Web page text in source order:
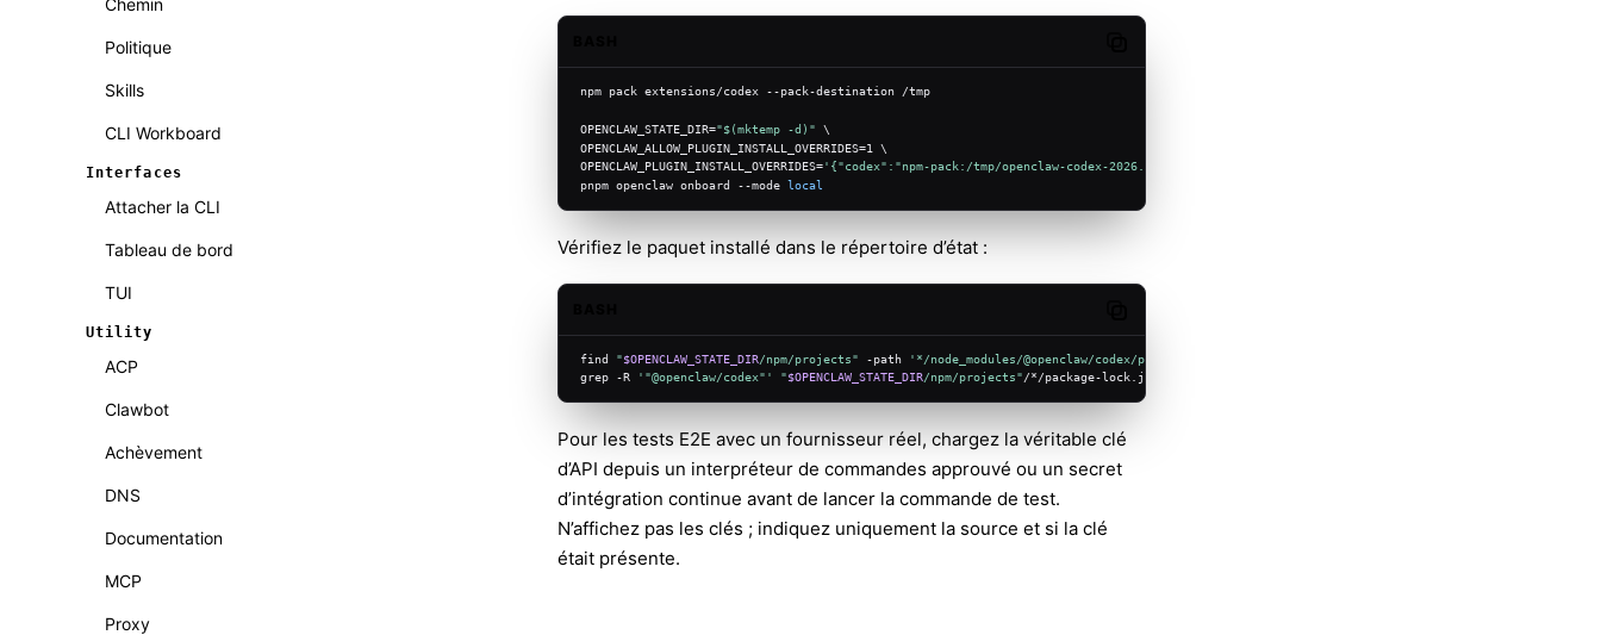
Chemin
Politique
Skills
CLI Workboard
Interfaces
Attacher la CLI
Tableau de bord
TUI
Utility
ACP
Clawbot
Achèvement
DNS
Documentation
MCP
Proxy
npm pack extensions/codex --pack-destination /tmp
OPENCLAW_STATE_DIR="$(mktemp -d) " \
OPENCLAW_ALLOW_PLUGIN_INSTALL_OVERRIDES=1 \
OPENCLAW_PLUGIN_INSTALL_OVERRIDES='{"codex":"npm-pack:/tmp/openclaw-codex-2026.5.8.tgz"}'
pnpm openclaw onboard --mode local
Vérifiez le paquet installé dans le répertoire d’état :
find "$OPENCLAW_STATE_DIR/npm/projects" -path '*/node_modules/@openclaw/codex/package.json'
grep -R
'"@openclaw/codex"' "$OPENCLAW_STATE_DIR/npm/projects"/*/package-lock.json
Pour les tests E2E avec un fournisseur réel, chargez la véritable clé
d’API depuis un interpréteur de commandes approuvé ou un secret
d’intégration continue avant de lancer la commande de test.
N’affichez pas les clés ; indiquez uniquement la source et si la clé
était présente.
Molty